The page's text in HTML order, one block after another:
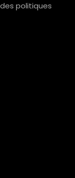
politiques